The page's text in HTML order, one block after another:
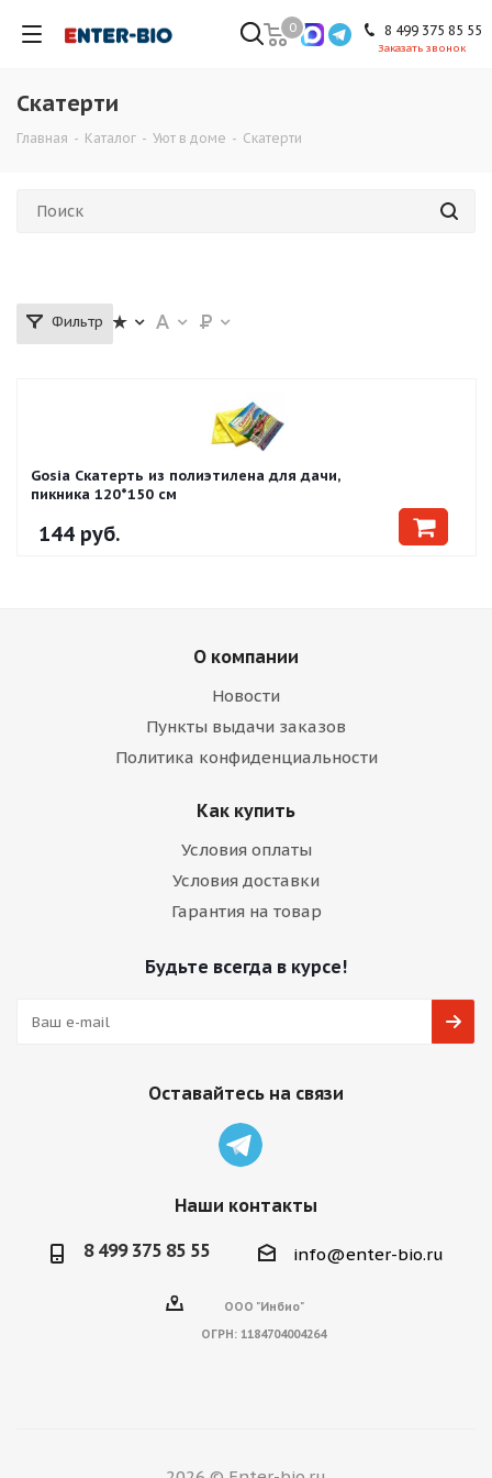
8 499 375 85 55
Заказать звонок
0
Скатерти
Главная - Каталог - Уют в доме - Скатерти
Фильтр
Gosia Скатерть из полиэтилена для дачи,
пикника 120*150 см
144 руб.
О компании
Новости
Пункты выдачи заказов
Политика конфиденциальности
Как купить
Условия оплаты
Условия доставки
Гарантия на товар
Будьте всегда в курсе!
Оставайтесь на связи
Наши контакты
8 499 375 85 55 info@enter-bio.ru
ООО "Инбио"
ОГРН: 1184704004264